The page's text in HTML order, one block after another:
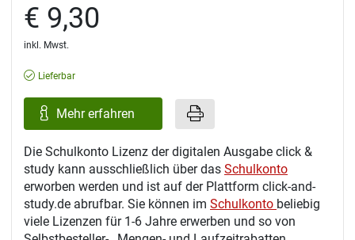
€ 9,30
inkl. Mwst.
Lieferbar
Mehr erfahren
Die Schulkonto Lizenz der digitalen Ausgabe click &
study kann ausschließlich über das Schulkonto
erworben werden und ist auf der Plattform click-and-
study.de abrufbar. Sie können im Schulkonto beliebig
viele Lizenzen für 1-6 Jahre erwerben und so von